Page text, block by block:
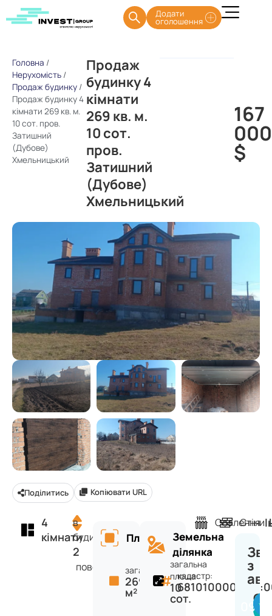
Додати
оголошення
Головна /
Нерухомість /
Продаж будинку /
Продаж будинку 4
кімнати 269 кв. м.
10 сот. пров.
Затишний
(Дубове)
Хмельницький
Продаж
будинку 4
кімнати
269 кв. м.
10 сот.
пров.
Затишний
(Дубове)
Хмельницький
167
000
$
Поділитись Копіювати URL
4
кімнати
в
будинку
2
поверхів
Площа
загальна:
269
м²
Земельна
ділянка
загальна
площа:
10
сот.
кадастр:
Опалення
Стіни
з